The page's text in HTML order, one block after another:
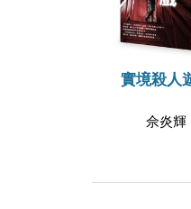
實境殺人
佘炎輝